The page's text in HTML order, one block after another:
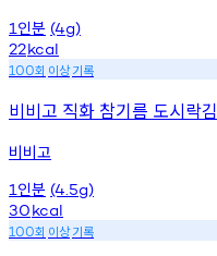
1 인분 (4g)
22kcal
100회 이상기록
비비고 직화 참기름 도시락김
비비고
1 인분 (4.5g)
30kcal
100회 이상기록